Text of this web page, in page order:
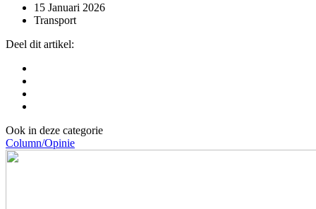
15 Januari 2026
Transport
Deel dit artikel:
Ook in deze categorie
Column/Opinie